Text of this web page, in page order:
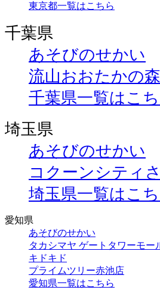
東京都一覧はこちら
千葉県
あそびのせかい
流山おおたかの
千葉県一覧はこ
埼玉県
あそびのせかい
コクーンシティ
埼玉県一覧はこ
愛知県
あそびのせかい
タカシマヤ ゲートタワーモー
キドキド
プライムツリー赤池店
愛知県一覧はこちら